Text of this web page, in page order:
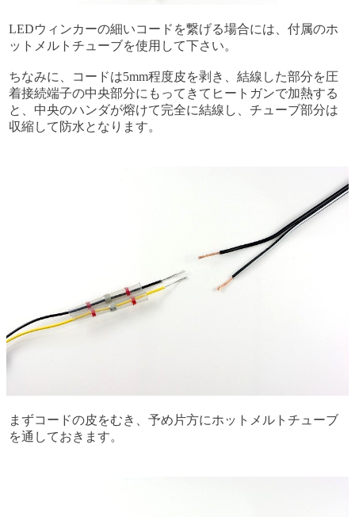
LEDウィンカーの細いコードを繋げる場合には、付属のホ
ットメルトチューブを使用して下さい。
ちなみに、コードは5mm程度皮を剥き、結線した部分を圧
着接続端子の中央部分にもってきてヒートガンで加熱する
と、中央のハンダが熔けて完全に結線し、チューブ部分は
収縮して防水となります。
まずコードの皮をむき、予め片方にホットメルトチューブ
を通しておきます。